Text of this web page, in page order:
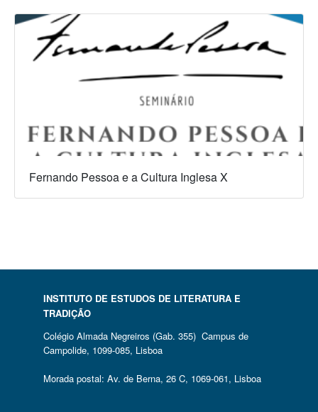
Fernando Pessoa e a Cultura Inglesa X
INSTITUTO DE ESTUDOS DE LITERATURA E
TRADIÇÃO
Colégio Almada Negreiros (Gab. 355) Campus de
Campolide, 1099-085, Lisboa
Morada postal: Av. de Berna, 26 C, 1069-061, Lisboa